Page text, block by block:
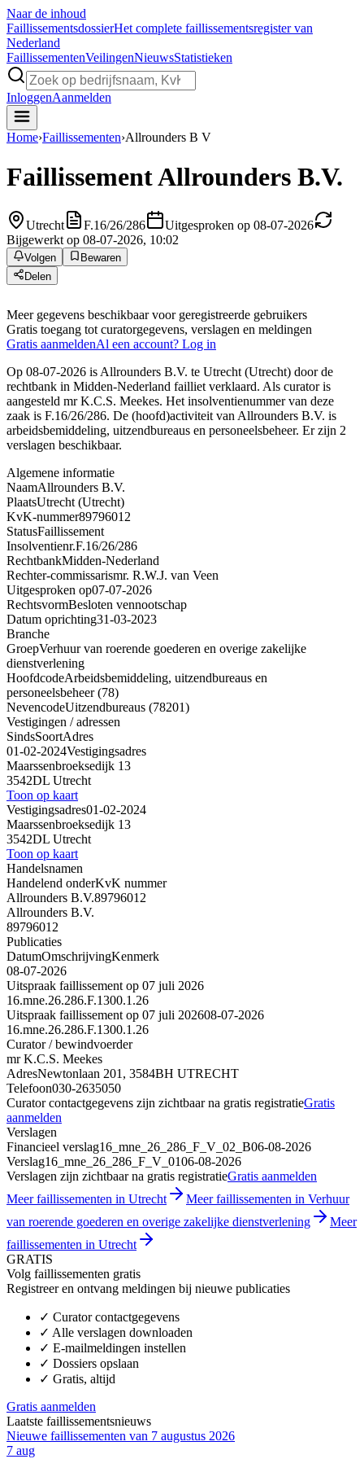
Naar de inhoud
FaillissementsdossierHet complete faillissementsregister van
Nederland
FaillissementenVeilingenNieuwsStatistieken
InloggenAanmelden
Home›Faillissementen›Allrounders B V
FaillissementAllrounders B.V.
Utrecht F.16/26/286
Uitgesproken op 08-07-2026
Bijgewerkt op 08-07-2026, 10:02
Volgen
Bewaren
Delen
Meer gegevens beschikbaar voor geregistreerde gebruikers
Gratis toegang tot curatorgegevens, verslagen en meldingen
Gratis aanmeldenAl een account? Log in
Op 08-07-2026 is Allrounders B.V. te Utrecht (Utrecht) door de
rechtbank in Midden-Nederland failliet verklaard. Als curator is
aangesteld mr K.C.S. Meekes. Het insolventienummer van deze
zaak is F.16/26/286. De (hoofd)activiteit van Allrounders B.V. is
arbeidsbemiddeling, uitzendbureaus en personeelsbeheer. Er zijn 2
verslagen beschikbaar.
Algemene informatie
NaamAllrounders B.V.
PlaatsUtrecht (Utrecht)
KvK-nummer89796012
StatusFaillissement
Insolventienr.F.16/26/286
RechtbankMidden-Nederland
Rechter-commissarismr. R.W.J. van Veen
Uitgesproken op07-07-2026
RechtsvormBesloten vennootschap
Datum oprichting31-03-2023
Branche
GroepVerhuur van roerende goederen en overige zakelijke
dienstverlening
HoofdcodeArbeidsbemiddeling, uitzendbureaus en
personeelsbeheer (78)
NevencodeUitzendbureaus (78201)
Vestigingen / adressen
SindsSoortAdres
01-02-2024Vestigingsadres
Maarssenbroeksedijk 13
3542DL Utrecht
Toon op kaart
Vestigingsadres01-02-2024
Maarssenbroeksedijk 13
3542DL Utrecht
Toon op kaart
Handelsnamen
Handelend onderKvK nummer
Allrounders B.V.89796012
Allrounders B.V.
89796012
Publicaties
DatumOmschrijvingKenmerk
08-07-2026
Uitspraak faillissement op 07 juli 2026
16.mne.26.286.F.1300.1.26
Uitspraak faillissement op 07 juli 202608-07-2026
16.mne.26.286.F.1300.1.26
Curator / bewindvoerder
mr K.C.S. Meekes
AdresNewtonlaan 201, 3584BH UTRECHT
Telefoon030-2635050
Curator contactgegevens zijn zichtbaar na gratis registratieGratis
aanmelden
Verslagen
Financieel verslag16_mne_26_286_F_V_02_B06-08-2026
Verslag16_mne_26_286_F_V_0106-08-2026
Verslagen zijn zichtbaar na gratis registratieGratis aanmelden
Meer faillissementen in Utrecht
Meer faillissementen in Verhuur
van roerende goederen en overige zakelijke dienstverlening
Meer
faillissementen in Utrecht
GRATIS
Volg faillissementen gratis
Registreer en ontvang meldingen bij nieuwe publicaties
✓ Curator contactgegevens
✓ Alle verslagen downloaden
✓ E-mailmeldingen instellen
✓ Dossiers opslaan
✓ Gratis, altijd
Gratis aanmelden
Laatste faillissementsnieuws
Nieuwe faillissementen van 7 augustus 2026
7 aug